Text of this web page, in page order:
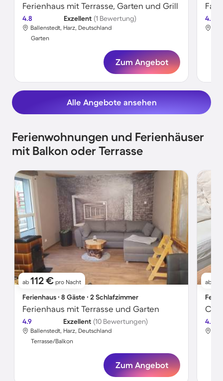
Ferienhaus mit Terrasse, Garten und Grill
4.8 Exzellent (1 Bewertung)
Ballenstedt, Harz, Deutschland
Garten
Zum Angebot
4.5
Alle Angebote ansehen
Ferienwohnungen und Ferienhäuser
mit Balkon oder Terrasse
ab 112 € pro Nacht
Ferienhaus ∙ 8 Gäste ∙ 2 Schlafzimmer
Ferienhaus mit Terrasse und Garten
4.9 Exzellent (10 Bewertungen)
Ballenstedt, Harz, Deutschland
Terrasse/Balkon
Zum Angebot
ab
4.0